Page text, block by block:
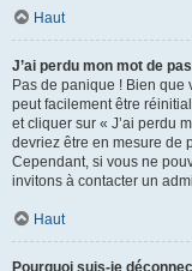
Haut
J’ai perdu mon mot de
Pas de panique ! Bien que
peut facilement être
et cliquer sur « J’ai perdu
devriez être en mesure de
Cependant, si vous ne
invitons à contacter un
Haut
Pourquoi suis-je